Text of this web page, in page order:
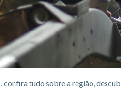
confira tudo sobre a região,